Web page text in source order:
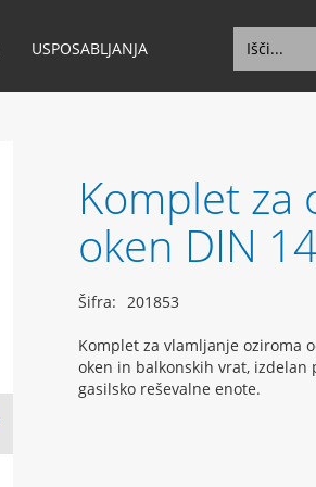
USPOSABLJANJA
Komplet za
oken DIN
Šifra: 201853
Komplet za vlamljanje oziroma
oken in balkonskih vrat, izdelan
gasilsko reševalne enote.